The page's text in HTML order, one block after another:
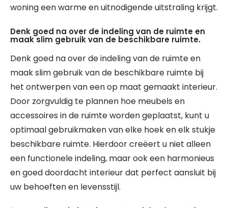
woning een warme en uitnodigende uitstraling krijgt.
Denk goed na over de indeling van de ruimte en
maak slim gebruik van de beschikbare ruimte.
Denk goed na over de indeling van de ruimte en
maak slim gebruik van de beschikbare ruimte bij
het ontwerpen van een op maat gemaakt interieur.
Door zorgvuldig te plannen hoe meubels en
accessoires in de ruimte worden geplaatst, kunt u
optimaal gebruikmaken van elke hoek en elk stukje
beschikbare ruimte. Hierdoor creëert u niet alleen
een functionele indeling, maar ook een harmonieus
en goed doordacht interieur dat perfect aansluit bij
uw behoeften en levensstijl.